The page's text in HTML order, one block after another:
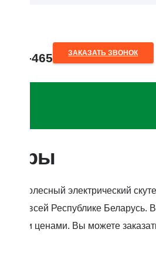
28-465 ЗАКАЗАТЬ ЗВОНОК
электрический
по всей Республике
ценами. Вы можете